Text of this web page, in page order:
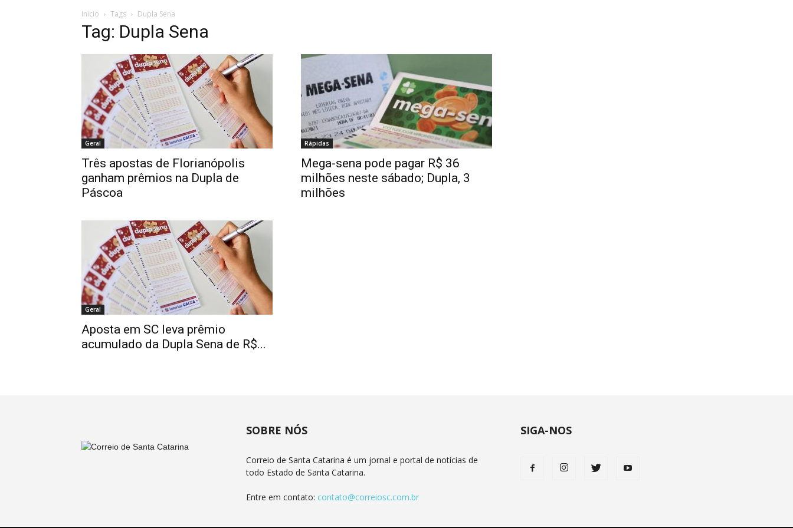
Inicio Tags Dupla Sena
Tag: Dupla Sena
Geral
Três apostas de Florianópolis
ganham prêmios na Dupla de
Páscoa
Rápidas
Mega-sena pode pagar R$ 36
milhões neste sábado; Dupla, 3
milhões
Geral
Aposta em SC leva prêmio
acumulado da Dupla Sena de R$...
SOBRE NÓS
Correio de Santa Catarina é um jornal e portal de notícias de
todo Estado de Santa Catarina.
Entre em contato: contato@correiosc.com.br
SIGA-NOS